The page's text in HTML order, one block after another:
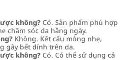
không? Có. Sản phẩm phù hợp
chăm sóc da hằng ngày.
Không. Kết cấu mỏng nhẹ,
gây bết dính trên da.
không? Có. Có thể sử dụng cả